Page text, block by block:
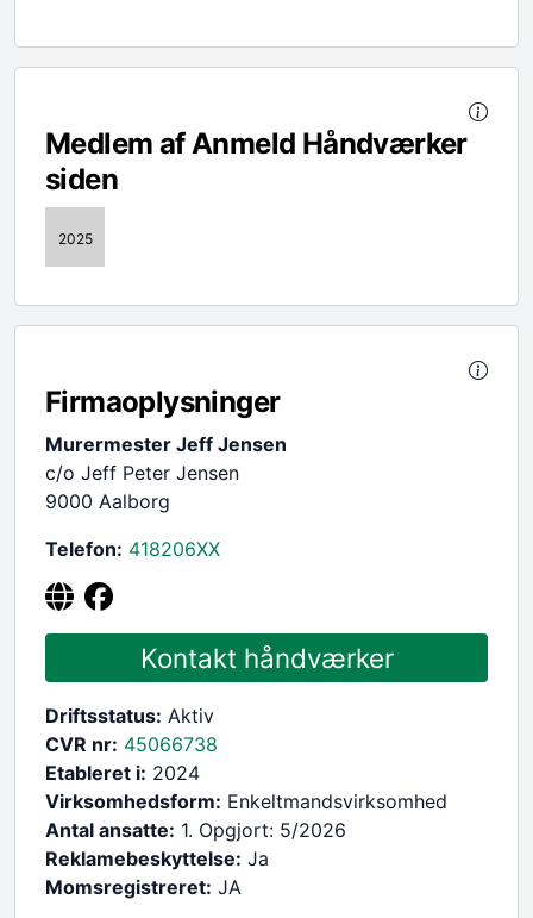
Medlem af Anmeld Håndværker
siden
2025
Firmaoplysninger
Murermester Jeff Jensen
c/o Jeff Peter Jensen
9000 Aalborg
Telefon: 418206XX
Kontakt håndværker
Driftsstatus: Aktiv
CVR nr: 45066738
Etableret i: 2024
Virksomhedsform: Enkeltmandsvirksomhed
Antal ansatte: 1. Opgjort: 5/2026
Reklamebeskyttelse: Ja
Momsregistreret: JA